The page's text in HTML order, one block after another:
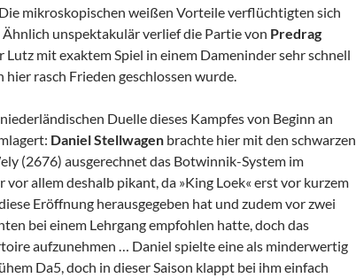
mikroskopischen weißen Vorteile verflüchtigten sich
unspektakulär verlief die Partie von Predrag
Lutz mit exaktem Spiel in einem Dameninder sehr schnell
hier rasch Frieden geschlossen wurde.
Duelle dieses Kampfes von Beginn an
Daniel Stellwagen brachte hier mit den schwarzen
(2676) ausgerechnet das Botwinnik-System im
vor allem deshalb pikant, da »King Loek« erst vor kurzem
Eröffnung herausgegeben hat und zudem vor zwei
bei einem Lehrgang empfohlen hatte, doch das
aufzunehmen … Daniel spielte eine als minderwertig
Da5, doch in dieser Saison klappt bei ihm einfach